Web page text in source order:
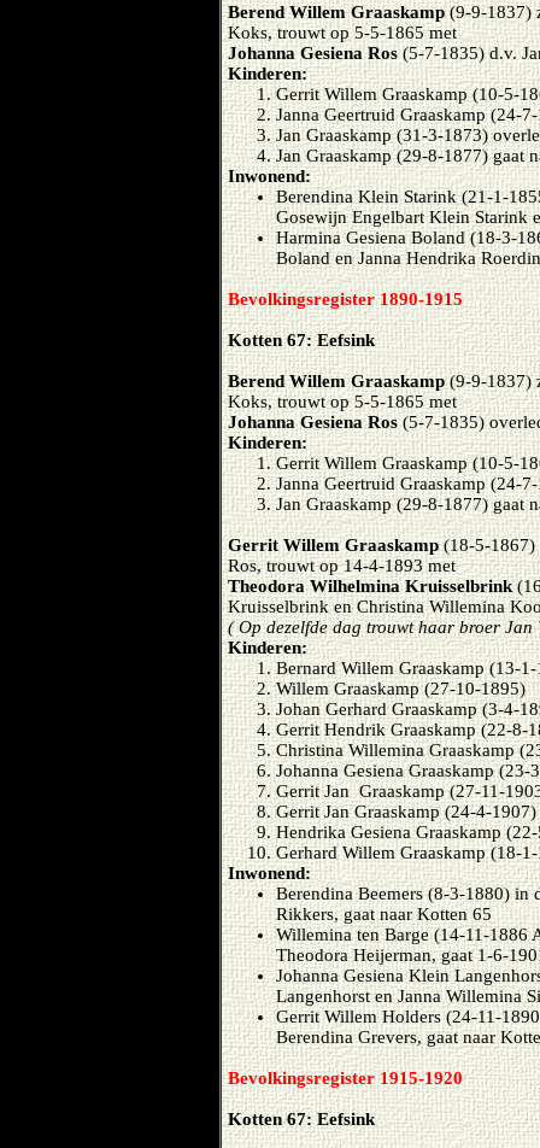
Berend Willem Graaskamp (9-9-1837)
Koks, trouwt op 5-5-1865 met
Johanna Gesiena Ros (5-7-1835) d.v.
Kinderen:
Gerrit Willem Graaskamp (10-5-
Janna Geertruid Graaskamp (24-
Jan Graaskamp (31-3-1873)
Jan Graaskamp (29-8-1877) gaat
Inwonend:
Berendina Klein Starink (21-1-
Gosewijn Engelbart Klein Starink
Harmina Gesiena Boland (18-3-
Boland en Janna Hendrika
Bevolkingsregister 1890-1915
Kotten 67: Eefsink
Berend Willem Graaskamp(9-9-1837)
Koks, trouwt op 5-5-1865 met
Johanna Gesiena Ros(5-7-1835)
Kinderen:
Gerrit Willem Graaskamp (10-5-
Janna Geertruid Graaskamp (24-
Jan Graaskamp (29-8-1877) gaat
Gerrit Willem Graaskamp(18-5-1867)
Ros, trouwt op 14-4-1893 met
Theodora Wilhelmina Kruisselbrink
Kruisselbrink en Christina Willemina
( Op dezelfde dag trouwt haar broer
Kinderen:
Bernard Willem Graaskamp (13-
Willem Graaskamp (27-10-1895)
Johan Gerhard Graaskamp (3-4-
Gerrit Hendrik Graaskamp (22-8-
Christina Willemina Graaskamp
Johanna Gesiena Graaskamp (23-
Gerrit Jan Graaskamp (27-11-
Gerrit Jan Graaskamp (24-4-1907)
Hendrika Gesiena Graaskamp
Gerhard Willem Graaskamp (18-
Inwonend:
Berendina Beemers (8-3-1880) in
Rikkers, gaat naar Kotten 65
Willemina ten Barge (14-11-1886
Theodora Heijerman, gaat 1-6-
Johanna Gesiena Klein
Langenhorst en Janna Willemina
Gerrit Willem Holders (24-11-
Berendina Grevers, gaat naar
Bevolkingsregister 1915-1920
Kotten 67: Eefsink